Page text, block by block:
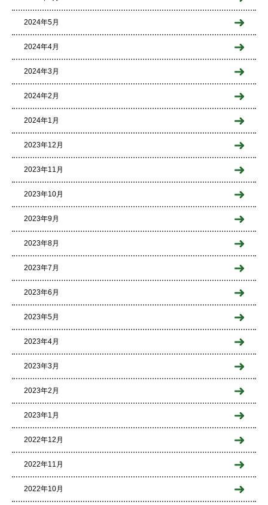
2024年5月
2024年4月
2024年3月
2024年2月
2024年1月
2023年12月
2023年11月
2023年10月
2023年9月
2023年8月
2023年7月
2023年6月
2023年5月
2023年4月
2023年3月
2023年2月
2023年1月
2022年12月
2022年11月
2022年10月